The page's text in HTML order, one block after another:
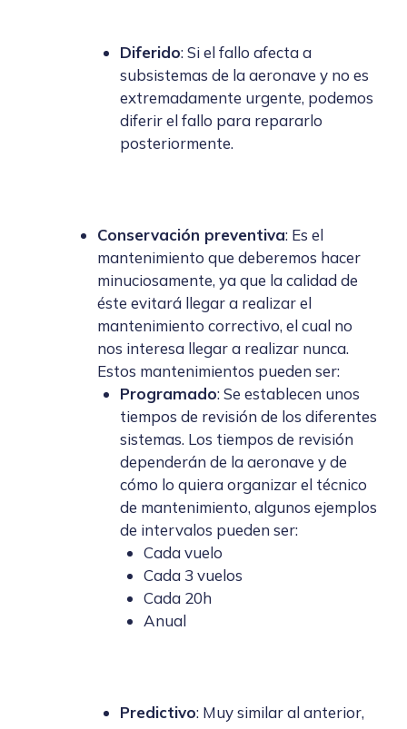
Diferido: Si el fallo afecta a
subsistemas de la aeronave y no es
extremadamente urgente, podemos
diferir el fallo para repararlo
posteriormente.
Conservación preventiva: Es el
mantenimiento que deberemos hacer
minuciosamente, ya que la calidad de
éste evitará llegar a realizar el
mantenimiento correctivo, el cual no
nos interesa llegar a realizar nunca.
Estos mantenimientos pueden ser:
Programado: Se establecen unos
tiempos de revisión de los diferentes
sistemas. Los tiempos de revisión
dependerán de la aeronave y de
cómo lo quiera organizar el técnico
de mantenimiento, algunos ejemplos
de intervalos pueden ser:
Cada vuelo
Cada 3 vuelos
Cada 20h
Anual
Predictivo: Muy similar al anterior,